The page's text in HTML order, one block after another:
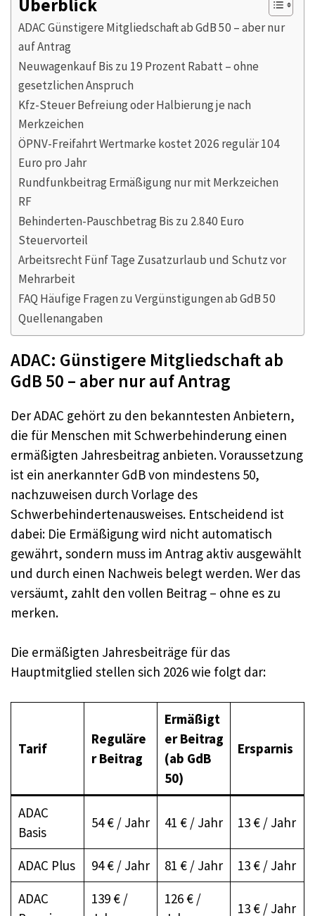
Überblick
ADAC Günstigere Mitgliedschaft ab GdB 50 – aber nur
auf Antrag
Neuwagenkauf Bis zu 19 Prozent Rabatt – ohne
gesetzlichen Anspruch
Kfz-Steuer Befreiung oder Halbierung je nach
Merkzeichen
ÖPNV-Freifahrt Wertmarke kostet 2026 regulär 104
Euro pro Jahr
Rundfunkbeitrag Ermäßigung nur mit Merkzeichen
RF
Behinderten-Pauschbetrag Bis zu 2.840 Euro
Steuervorteil
Arbeitsrecht Fünf Tage Zusatzurlaub und Schutz vor
Mehrarbeit
FAQ Häufige Fragen zu Vergünstigungen ab GdB 50
Quellenangaben
ADAC: Günstigere Mitgliedschaft ab
GdB 50 – aber nur auf Antrag
Der ADAC gehört zu den bekanntesten Anbietern,
die für Menschen mit Schwerbehinderung einen
ermäßigten Jahresbeitrag anbieten. Voraussetzung
ist ein anerkannter GdB von mindestens 50,
nachzuweisen durch Vorlage des
Schwerbehindertenausweises. Entscheidend ist
dabei: Die Ermäßigung wird nicht automatisch
gewährt, sondern muss im Antrag aktiv ausgewählt
und durch einen Nachweis belegt werden. Wer das
versäumt, zahlt den vollen Beitrag – ohne es zu
merken.
Die ermäßigten Jahresbeiträge für das
Hauptmitglied stellen sich 2026 wie folgt dar:
Tarif
Reguläre
r Beitrag
Ermäßigt
er Beitrag
(ab GdB
50)
Ersparnis
ADAC
Basis
54 € / Jahr 41 € / Jahr 13 € / Jahr
ADAC Plus 94 € / Jahr 81 € / Jahr
13 € / Jahr
ADAC
139 € /
126 € /
13 € / Jahr